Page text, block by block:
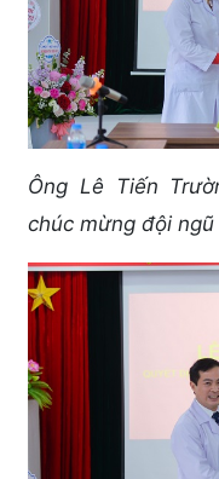
Ông Lê Tiến
chúc mừng đội